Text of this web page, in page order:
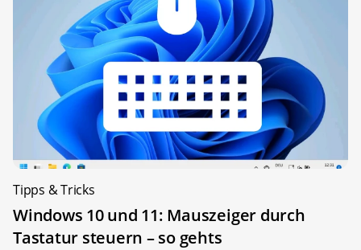
Tipps & Tricks
Windows 10 und 11: Mauszeiger durch
Tastatur steuern – so gehts